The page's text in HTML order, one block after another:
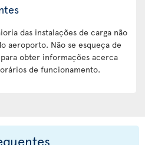
das instalações de carga não
aeroporto. Não se esqueça de
obter informações acerca
de funcionamento.